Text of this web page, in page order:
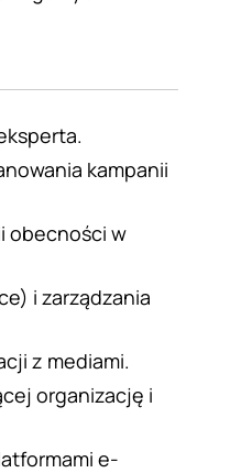
kampanii
obecności w
i zarządzania
z mediami.
organizację i
e-